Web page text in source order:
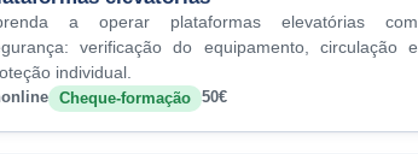
a operar plataformas elevatórias com
verificação do equipamento, circulação e
individual.
online Cheque-formação 50€